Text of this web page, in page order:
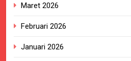
Maret 2026
Februari 2026
Januari 2026